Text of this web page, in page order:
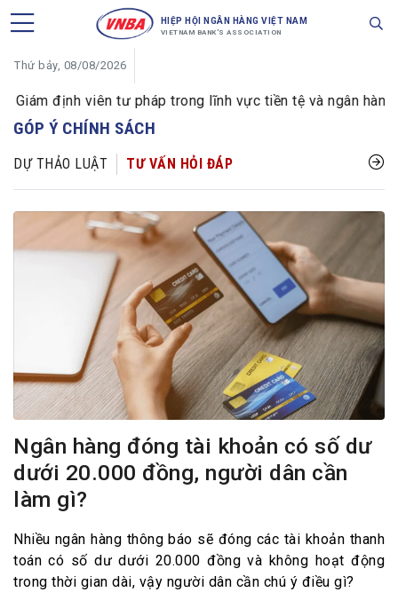
HIỆP HỘI NGÂN HÀNG VIỆT NAM
VIETNAM BANK'S ASSOCIATION
Thứ bảy, 08/08/2026
định viên tư pháp trong lĩnh vực tiền tệ và ngân hàng
GÓP Ý CHÍNH SÁCH
DỰ THẢO LUẬT TƯ VẤN HỎI ĐÁP
Ngân hàng đóng tài khoản có số dư
dưới 20.000 đồng, người dân cần
làm gì?
Nhiều ngân hàng thông báo sẽ đóng các tài khoản thanh
toán có số dư dưới 20.000 đồng và không hoạt động
trong thời gian dài, vậy người dân cần chú ý điều gì?